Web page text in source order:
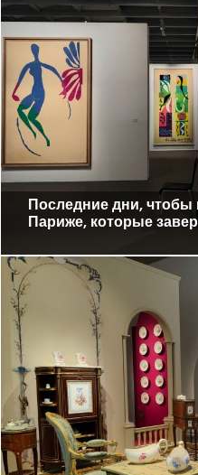
Последние дни, чтобы
Париже, которые